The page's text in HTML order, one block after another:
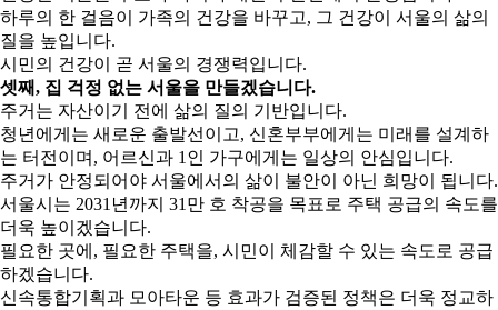
하루의 한 걸음이 가족의 건강을 바꾸고, 그 건강이 서울의 삶의
질을 높입니다.
시민의 건강이 곧 서울의 경쟁력입니다.
셋째, 집 걱정 없는 서울을 만들겠습니다.
주거는 자산이기 전에 삶의 질의 기반입니다.
청년에게는 새로운 출발선이고, 신혼부부에게는 미래를 설계하
는 터전이며, 어르신과 1인 가구에게는 일상의 안심입니다.
주거가 안정되어야 서울에서의 삶이 불안이 아닌 희망이 됩니다.
서울시는 2031년까지 31만 호 착공을 목표로 주택 공급의 속도를
더욱 높이겠습니다.
필요한 곳에, 필요한 주택을, 시민이 체감할 수 있는 속도로 공급
하겠습니다.
신속통합기획과 모아타운 등 효과가 검증된 정책은 더욱 정교하